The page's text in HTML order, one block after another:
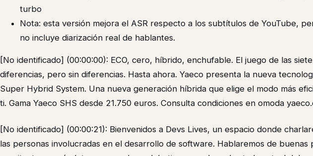
turbo
Nota: esta versión mejora el ASR respecto a los subtítulos de YouTube,
no incluye diarización real de hablantes.
[No identificado] (00:00:00): ECO, cero, híbrido, enchufable. El juego de las siete
diferencias, pero sin diferencias. Hasta ahora. Yaeco presenta la nueva
Super Hybrid System. Una nueva generación híbrida que elige el modo más
ti. Gama Yaeco SHS desde 21.750 euros. Consulta condiciones en omoda
[No identificado] (00:00:21): Bienvenidos a Devs Lives, un espacio donde
las personas involucradas en el desarrollo de software. Hablaremos de buenas